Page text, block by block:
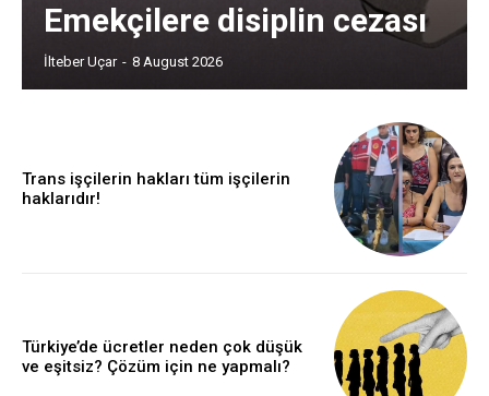
Emekçilere disiplin cezası
İlteber Uçar - 8 August 2026
Trans işçilerin hakları tüm işçilerin
haklarıdır!
Türkiye’de ücretler neden çok düşük
ve eşitsiz? Çözüm için ne yapmalı?